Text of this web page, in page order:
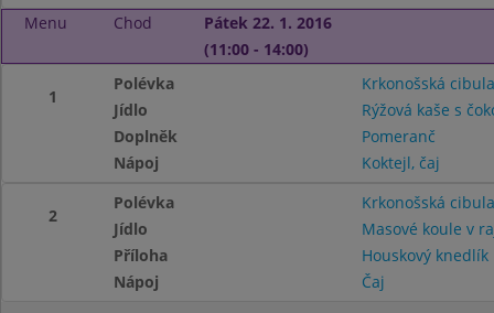
Menu
Chod
Pátek 22. 1. 2016
(11:00 - 14:00)
1
Polévka
Krkonošská
Jídlo
Rýžová kaše s
Doplněk
Pomeranč
Nápoj
Koktejl, čaj
2
Polévka
Krkonošská
Jídlo
Masové koule v
Příloha
Houskový knedlík
Nápoj
Čaj